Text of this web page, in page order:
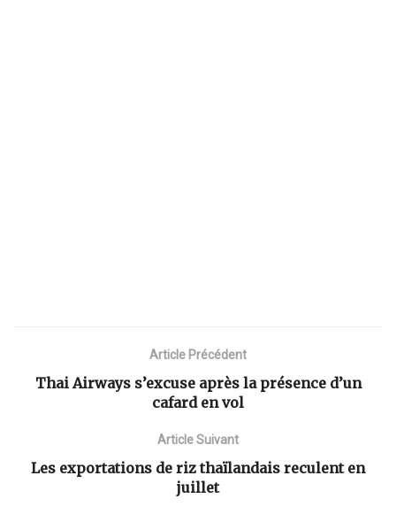
Article Précédent
Thai Airways s’excuse après la présence d’un
cafard en vol
Article Suivant
Les exportations de riz thaïlandais reculent en
juillet